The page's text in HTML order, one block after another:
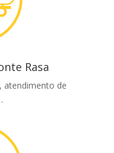
Rasa
atendimento de